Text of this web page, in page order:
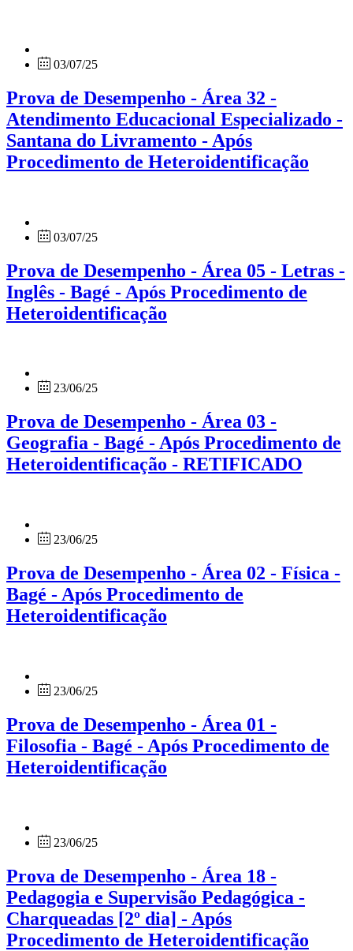
03/07/25
Prova de Desempenho - Área 32 -
Atendimento Educacional Especializado -
Santana do Livramento - Após
Procedimento de Heteroidentificação
03/07/25
Prova de Desempenho - Área 05 - Letras -
Inglês - Bagé - Após Procedimento de
Heteroidentificação
23/06/25
Prova de Desempenho - Área 03 -
Geografia - Bagé - Após Procedimento de
Heteroidentificação - RETIFICADO
23/06/25
Prova de Desempenho - Área 02 - Física -
Bagé - Após Procedimento de
Heteroidentificação
23/06/25
Prova de Desempenho - Área 01 -
Filosofia - Bagé - Após Procedimento de
Heteroidentificação
23/06/25
Prova de Desempenho - Área 18 -
Pedagogia e Supervisão Pedagógica -
Charqueadas [2º dia] - Após
Procedimento de Heteroidentificação